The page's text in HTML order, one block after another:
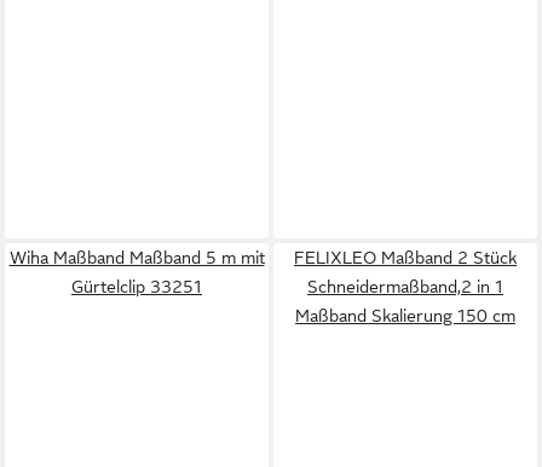
Wiha Maßband Maßband 5 m mit
Gürtelclip 33251
FELIXLEO Maßband 2 Stück
Schneidermaßband,2 in 1
Maßband Skalierung 150 cm